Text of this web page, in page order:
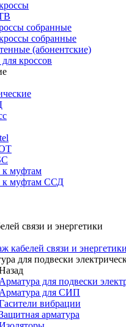
собранные
собранные
(абонентские)
кроссов
к муфтам
к муфтам ССД
связи и энергетики
кабелей связи и энергетики
для подвески
Арматура для подвески
Арматура для СИП
вибрации
арматура